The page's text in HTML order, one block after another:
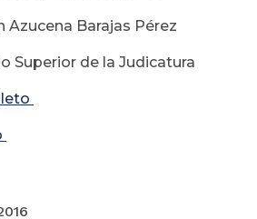
Azucena Barajas Pérez
Superior de la Judicatura